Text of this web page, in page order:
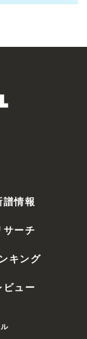
譜情報
サーチ
キング
ビュー